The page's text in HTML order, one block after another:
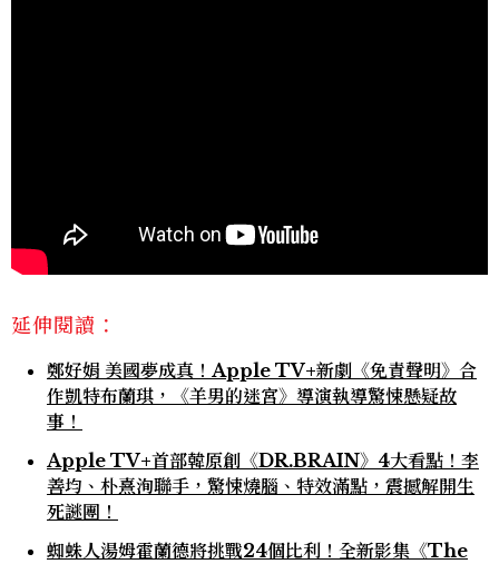
延伸閱讀：
鄭好娟 美國夢成真！Apple TV+新劇《免責聲明》合
作凱特布蘭琪，《羊男的迷宮》導演執導驚悚懸疑故
事！
Apple TV+首部韓原創《DR.BRAIN》4大看點！李
善均、朴熹洵聯手，驚悚燒腦、特效滿點，震撼解開生
死謎團！
蜘蛛人湯姆霍蘭德將挑戰24個比利！全新影集《The